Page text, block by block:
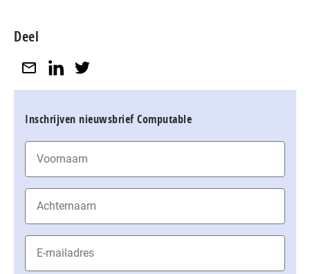
Deel
Inschrijven nieuwsbrief Computable